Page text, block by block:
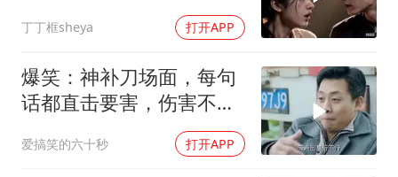
丁丁框sheya 打开APP
爆笑：神补刀场面，每句
话都直击要害，伤害不
爱搞笑的六十秒 打开APP